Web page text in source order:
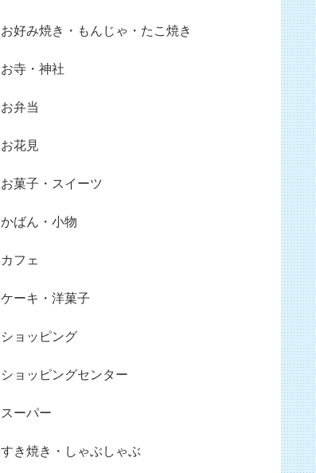
お好み焼き・もんじゃ・たこ焼き
お寺・神社
お弁当
お花見
お菓子・スイーツ
かばん・小物
カフェ
ケーキ・洋菓子
ショッピング
ショッピングセンター
スーパー
すき焼き・しゃぶしゃぶ